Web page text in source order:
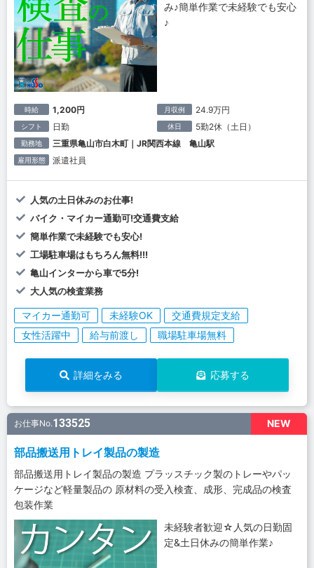
み♪簡単作業で未経験でも安心
♪
時給 1,200円 月収例 24.9万円
シフト 日勤 休日 5勤2休（土日）
勤務地 三重県亀山市白木町｜JR関西本線 亀山駅
雇用形態 派遣社員
人気の土日休みのお仕事!
バイク・マイカー通勤可!交通費支給
簡単作業で未経験でも安心!
工場駐車場はもちろん無料!!!
亀山インターから車で5分!
大人気の検査業務
マイカー通勤可 未経験OK
交通費規定支給
女性活躍中
給与前渡し 職場駐車場無料
詳細をみる 応募する
NEW
お仕事No.133525
部品搬送用トレイ製品の製造
部品搬送用トレイ製品の製造 プラッスチック製のトレーやパッ
ケージなど軽量製品の 原材料の受入検査、成形、完成品の検査
包装作業
未経験者歓迎☆人気の日勤固
定&土日休みの簡単作業♪